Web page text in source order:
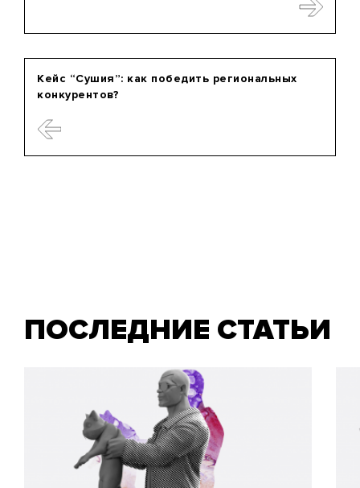
Кейс “Сушия”: как победить региональных
конкурентов?
ПОСЛЕДНИЕ СТАТЬИ